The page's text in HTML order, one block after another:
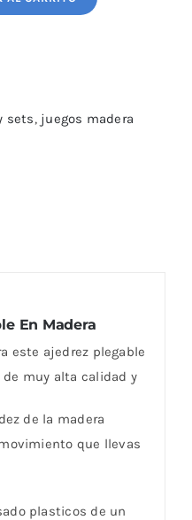
sets, juegos madera
En Madera
este ajedrez plegable
muy alta calidad y
de la madera
que llevas
plasticos de un